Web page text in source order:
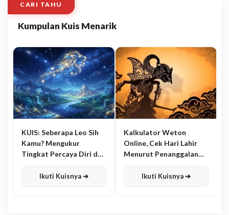
CARI TAHU
Kumpulan Kuis Menarik
KUIS: Seberapa Leo Sih
Kamu? Mengukur
Tingkat Percaya Diri dan
Ikuti Kuisnya ➔
Kalkulator Weton
Online, Cek Hari Lahir
Menurut Penanggalan
Ikuti Kuisnya ➔